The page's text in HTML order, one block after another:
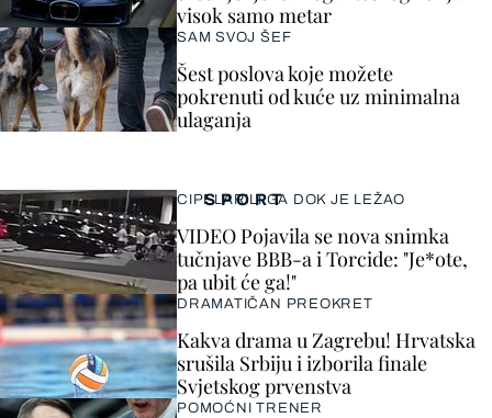
SPORT
CIPELARILI GA DOK JE LEŽAO
VIDEO Pojavila se nova snimka
tučnjave BBB-a i Torcide: "Je*ote,
pa ubit će ga!"
DRAMATIČAN PREOKRET
Kakva drama u Zagrebu! Hrvatska
srušila Srbiju i izborila finale
Svjetskog prvenstva
POMOĆNI TRENER
visok samo metar
SAM SVOJ ŠEF
Šest poslova koje možete
pokrenuti od kuće uz minimalna
ulaganja